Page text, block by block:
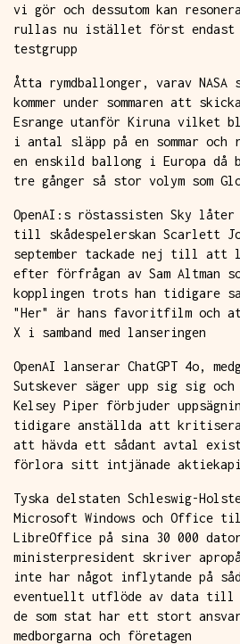
vi gör och dessutom kan
rullas nu istället först
testgrupp
Åtta rymdballonger, varav NASA
kommer under sommaren att
Esrange utanför Kiruna vilket
i antal släpp på en sommar
en enskild ballong i Europa då
tre gånger så stor volym som
OpenAI:s röstassisten Sky
till skådespelerskan Scarlett
september tackade nej till att
efter förfrågan av Sam Altman
kopplingen trots han tidigare
"Her" är hans favoritfilm och
X i samband med lanseringen
OpenAI lanserar ChatGPT 4o,
Sutskever säger upp sig sig
Kelsey Piper förbjuder
tidigare anställda att kritisera
att hävda ett sådant avtal
förlora sitt intjänade
Tyska delstaten Schleswig-
Microsoft Windows och Office
LibreOffice på sina 30 000
ministerpresident skriver
inte har något inflytande på
eventuellt utflöde av data till
de som stat har ett stort ansvar
medborgarna och företagen